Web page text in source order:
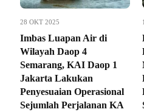
28 OKT 2025
Imbas Luapan Air di
Wilayah Daop 4
Semarang, KAI Daop 1
Jakarta Lakukan
Penyesuaian Operasional
Sejumlah Perjalanan KA